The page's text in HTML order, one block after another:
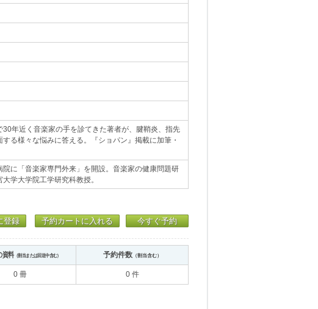
年近く音楽家の手を診てきた著者が、腱鞘炎、指先
る様々な悩みに答える。『ショパン』掲載に加筆・
に「音楽家専門外来」を開設。音楽家の健康問題研
学大学院工学研究科教授。
登録 予約カートに入れる 今すぐ予約
資料（割当または回送中含む） 予約件数（割当含む）
0 冊 0 件